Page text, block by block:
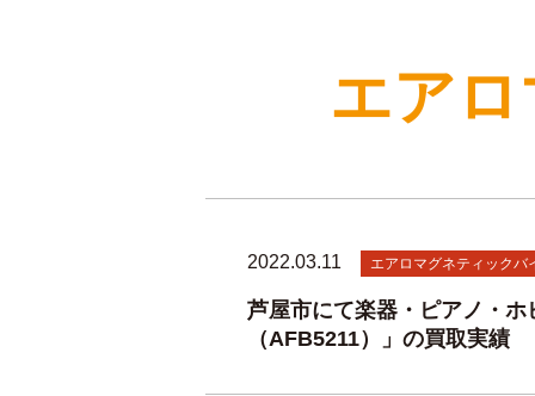
エア
2022.03.11 エアロマグネティックバ
芦屋市にて楽器・ピアノ・
（AFB5211）」の買取実績